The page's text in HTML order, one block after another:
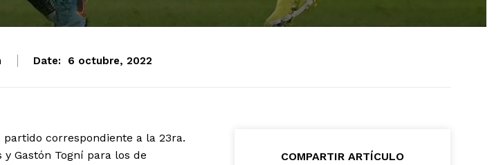
Date: 6 octubre, 2022
partido correspondiente a la 23ra.
Gastón Togní para los de
COMPARTIR ARTÍCULO